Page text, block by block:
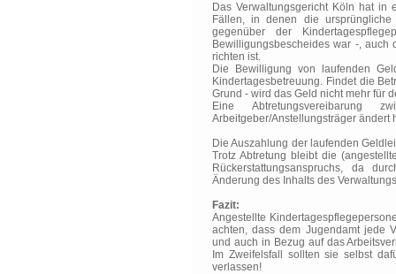
Das Verwaltungsgericht Köln hat in
Fällen, in denen die
gegenüber der
Bewilligungsbescheides war -,
richten ist.
Die Bewilligung von laufenden
Kindertagesbetreuung. Findet die
Grund - wird das Geld nicht mehr für
Eine
Arbeitgeber/Anstellungsträger ändert
Die Auszahlung der laufenden
Trotz Abtretung bleibt die
Rückerstattungsanspruchs, da
Änderung des Inhalts des
Fazit:
Angestellte
achten, dass dem Jugendamt jede
und auch in Bezug auf das
Im Zweifelsfall sollten sie selbst
verlassen!